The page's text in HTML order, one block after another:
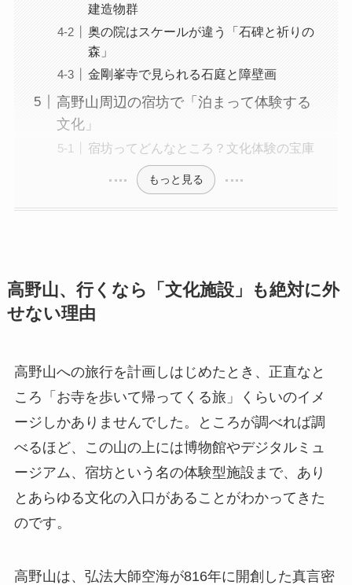
建造物群
奥の院はスケールが違う「石碑と祈りの
森」
金剛峯寺で見られる石庭と障壁画
高野山周辺の宿坊で「泊まって体験する
文化」
宿坊ってどんなところ？文化体験の宝庫
もっと見る
高野山、行くなら「文化施設」も絶対に外
せない理由
高野山への旅行を計画しはじめたとき、正直なと
ころ「お寺を歩いて帰ってくる旅」くらいのイメ
ージしかありませんでした。ところが調べれば調
べるほど、この山の上には博物館やデジタルミュ
ージアム、宿坊という名の体験型施設まで、あり
とあらゆる文化の入口があることがわかってきた
のです。
高野山は、弘法大師空海が816年に開創した真言密